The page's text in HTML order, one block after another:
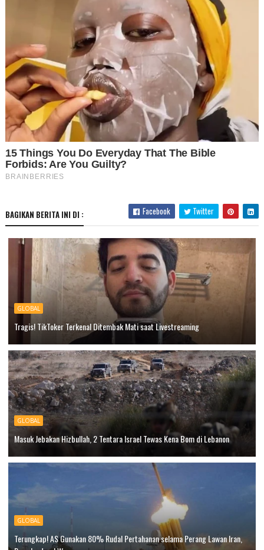
BAGIKAN BERITA INI DI : Facebook Twitter
GLOBAL
Tragis! TikToker Terkenal Ditembak Mati saat Livestreaming
GLOBAL
Masuk Jebakan Hizbullah, 2 Tentara Israel Tewas Kena Bom di Lebanon
GLOBAL
Terungkap! AS Gunakan 80% Rudal Pertahanan selama Perang Lawan Iran,